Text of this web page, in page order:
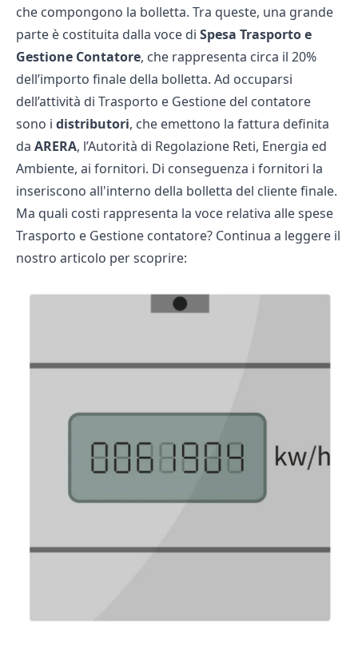
che compongono la bolletta. Tra queste, una grande
parte è costituita dalla voce di Spesa Trasporto e
Gestione Contatore, che rappresenta circa il 20%
dell’importo finale della bolletta. Ad occuparsi
dell’attività di Trasporto e Gestione del contatore
sono i distributori, che emettono la fattura definita
da ARERA, l’Autorità di Regolazione Reti, Energia ed
Ambiente, ai fornitori. Di conseguenza i fornitori la
inseriscono all'interno della bolletta del cliente finale.
Ma quali costi rappresenta la voce relativa alle spese
Trasporto e Gestione contatore? Continua a leggere il
nostro articolo per scoprire: